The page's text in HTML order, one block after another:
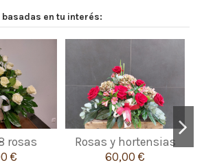
basadas en tu interés:
rosas
€
Rosas y hortensias
60,00 €